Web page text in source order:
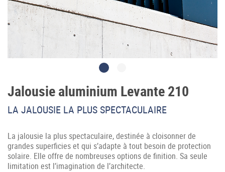
Generador de precios CYPE
Téléchargements
Jalousie aluminium Levante 210
LA JALOUSIE LA PLUS SPECTACULAIRE
La jalousie la plus spectaculaire, destinée à cloisonner de
grandes superficies et qui s’adapte à tout besoin de protection
solaire. Elle offre de nombreuses options de finition. Sa seule
limitation est l’imagination de l’architecte.